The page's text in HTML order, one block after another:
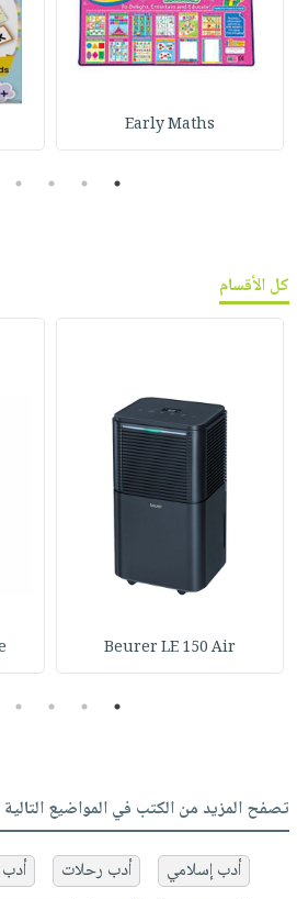
Early Maths
1
2
3
4
كل الأقسام
Beurer LE 150 Air
1
2
3
4
تصفح المزيد من الكتب في المواضيع
أدب إسلامي أدب رحلات